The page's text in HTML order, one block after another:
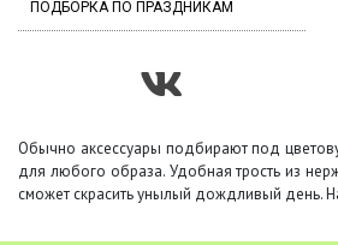
ПОДБОРКА ПО ПРАЗДНИКАМ
Обычно аксессуары подбирают под
для любого образа. Удобная трость из
сможет скрасить унылый дождливый день.